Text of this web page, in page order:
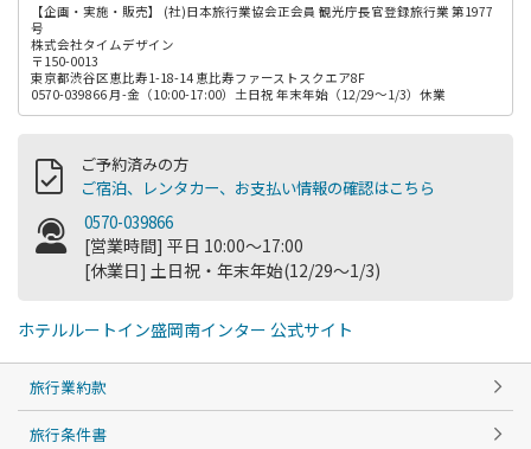
【企画・実施・販売】
(社)日本旅行業協会正会員 観光庁長官登録旅行業 第1977
号
株式会社タイムデザイン
〒150-0013
東京都渋谷区恵比寿1-18-14 恵比寿ファーストスクエア8F
0570-039866 月-金（10:00-17:00）土日祝 年末年始（12/29～1/3）休業
ご予約済みの方
ご宿泊、レンタカー、お支払い情報の確認はこちら
0570-039866
[営業時間] 平日 10:00～17:00
[休業日] 土日祝・年末年始(12/29～1/3)
ホテルルートイン盛岡南インター 公式サイト
旅行業約款
旅行条件書